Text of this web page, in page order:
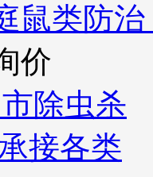
鼠类防
价